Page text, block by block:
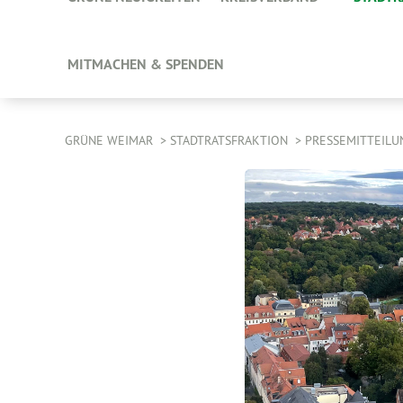
MITMACHEN & SPENDEN
GRÜNE WEIMAR STADTRATSFRAKTION